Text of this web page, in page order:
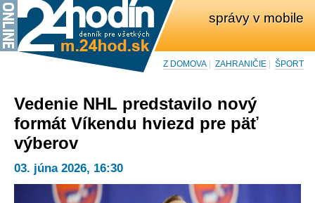
správy v mobile
Z DOMOVA ZAHRANIČIE ŠPORT
Vedenie NHL predstavilo nový
formát Víkendu hviezd pre päť
výberov
03. júna 2026, 16:30